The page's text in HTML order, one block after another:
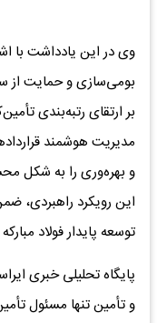
وی در این یادداشت با
بومی‌سازی و حمایت از
بر ارتقای رتبه‌بندی
مدیریت هوشمند
و بهره‌وری را به شکل
این رویکرد راهبردی،
توسعه پایدار فولاد
پایگاه تحلیلی خبری
و تأمین تنها مسئول